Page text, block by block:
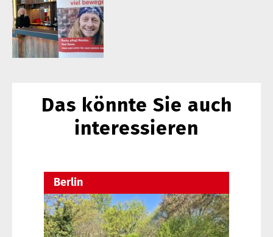
Das könnte Sie auch
interessieren
Berlin